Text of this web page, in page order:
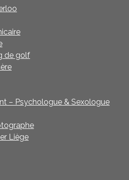
de golf
– Psychologue & Sexologue
Liège